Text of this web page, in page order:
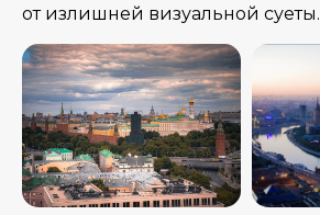
от излишней визуальной суеты.